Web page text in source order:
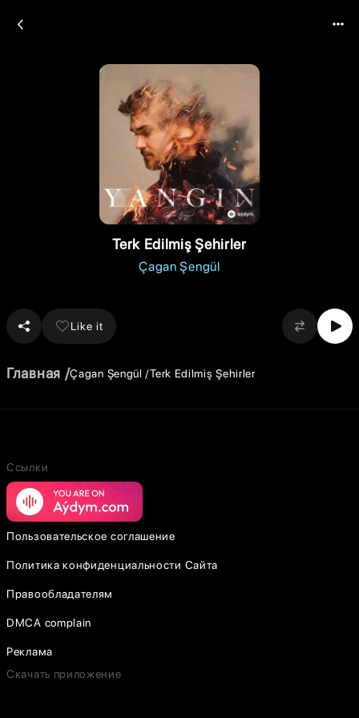
Terk Edilmiş Şehirler
Çagan Şengül
Like it
Главная Çagan Şengül Terk Edilmiş Şehirler
Ссылки
Пользовательское соглашение
Политика конфиденциальности Сайта
Правообладателям
DMCA complain
Реклама
Скачать приложение